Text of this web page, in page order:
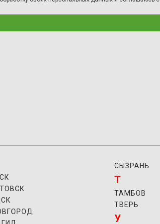
СЫЗРАНЬ
Т
ТАМБОВ
ТВЕРЬ
У